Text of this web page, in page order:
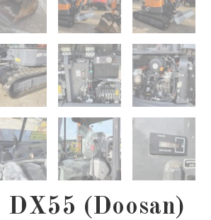
DX55 (Doosan)